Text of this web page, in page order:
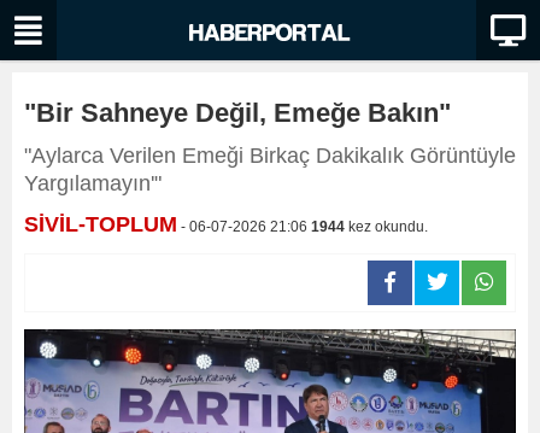
"Bir Sahneye Değil, Emeğe Bakın"
"Aylarca Verilen Emeği Birkaç Dakikalık Görüntüyle
Yargılamayın'"
SİVİL-TOPLUM - 06-07-2026 21:06 1944 kez okundu.